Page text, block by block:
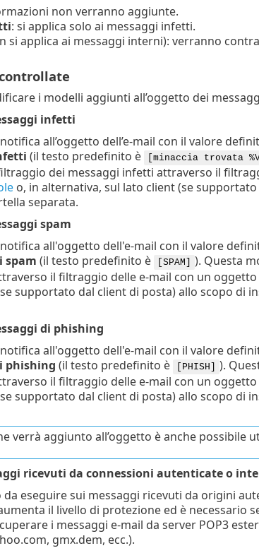
non verranno aggiunte.
: si applica solo ai messaggi infetti.
si applica ai messaggi interni): verranno
i modelli aggiunti all’oggetto dei
infetti
all’oggetto dell’e-mail con il valore
(il testo predefinito è [minaccia trovata
dei messaggi infetti attraverso il
o, in alternativa, sul lato client (se
separata.
spam
all'oggetto dell'e-mail con il valore
spam (il testo predefinito è [SPAM]
). Questa
il filtraggio delle e-mail con un
supportato dal client di posta) allo scopo di
di phishing
all'oggetto dell'e-mail con il valore
phishing (il testo predefinito è [PHISH]
).
il filtraggio delle e-mail con un
supportato dal client di posta) allo scopo di
verrà aggiunto all’oggetto è anche possibile
ricevuti da connessioni autenticate o
eseguire sui messaggi ricevuti da origini
il livello di protezione ed è necessario
i messaggi e-mail da server POP3
gmx.dem, ecc.).